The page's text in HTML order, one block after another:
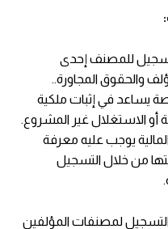
للمصنف إحدى
والحقوق المجاورة..
يساعد في إثبات ملكية
الاستغلال غير المشروع.
يوجب عليه معرفة
من خلال التسجيل
لمصنفات المؤلفين